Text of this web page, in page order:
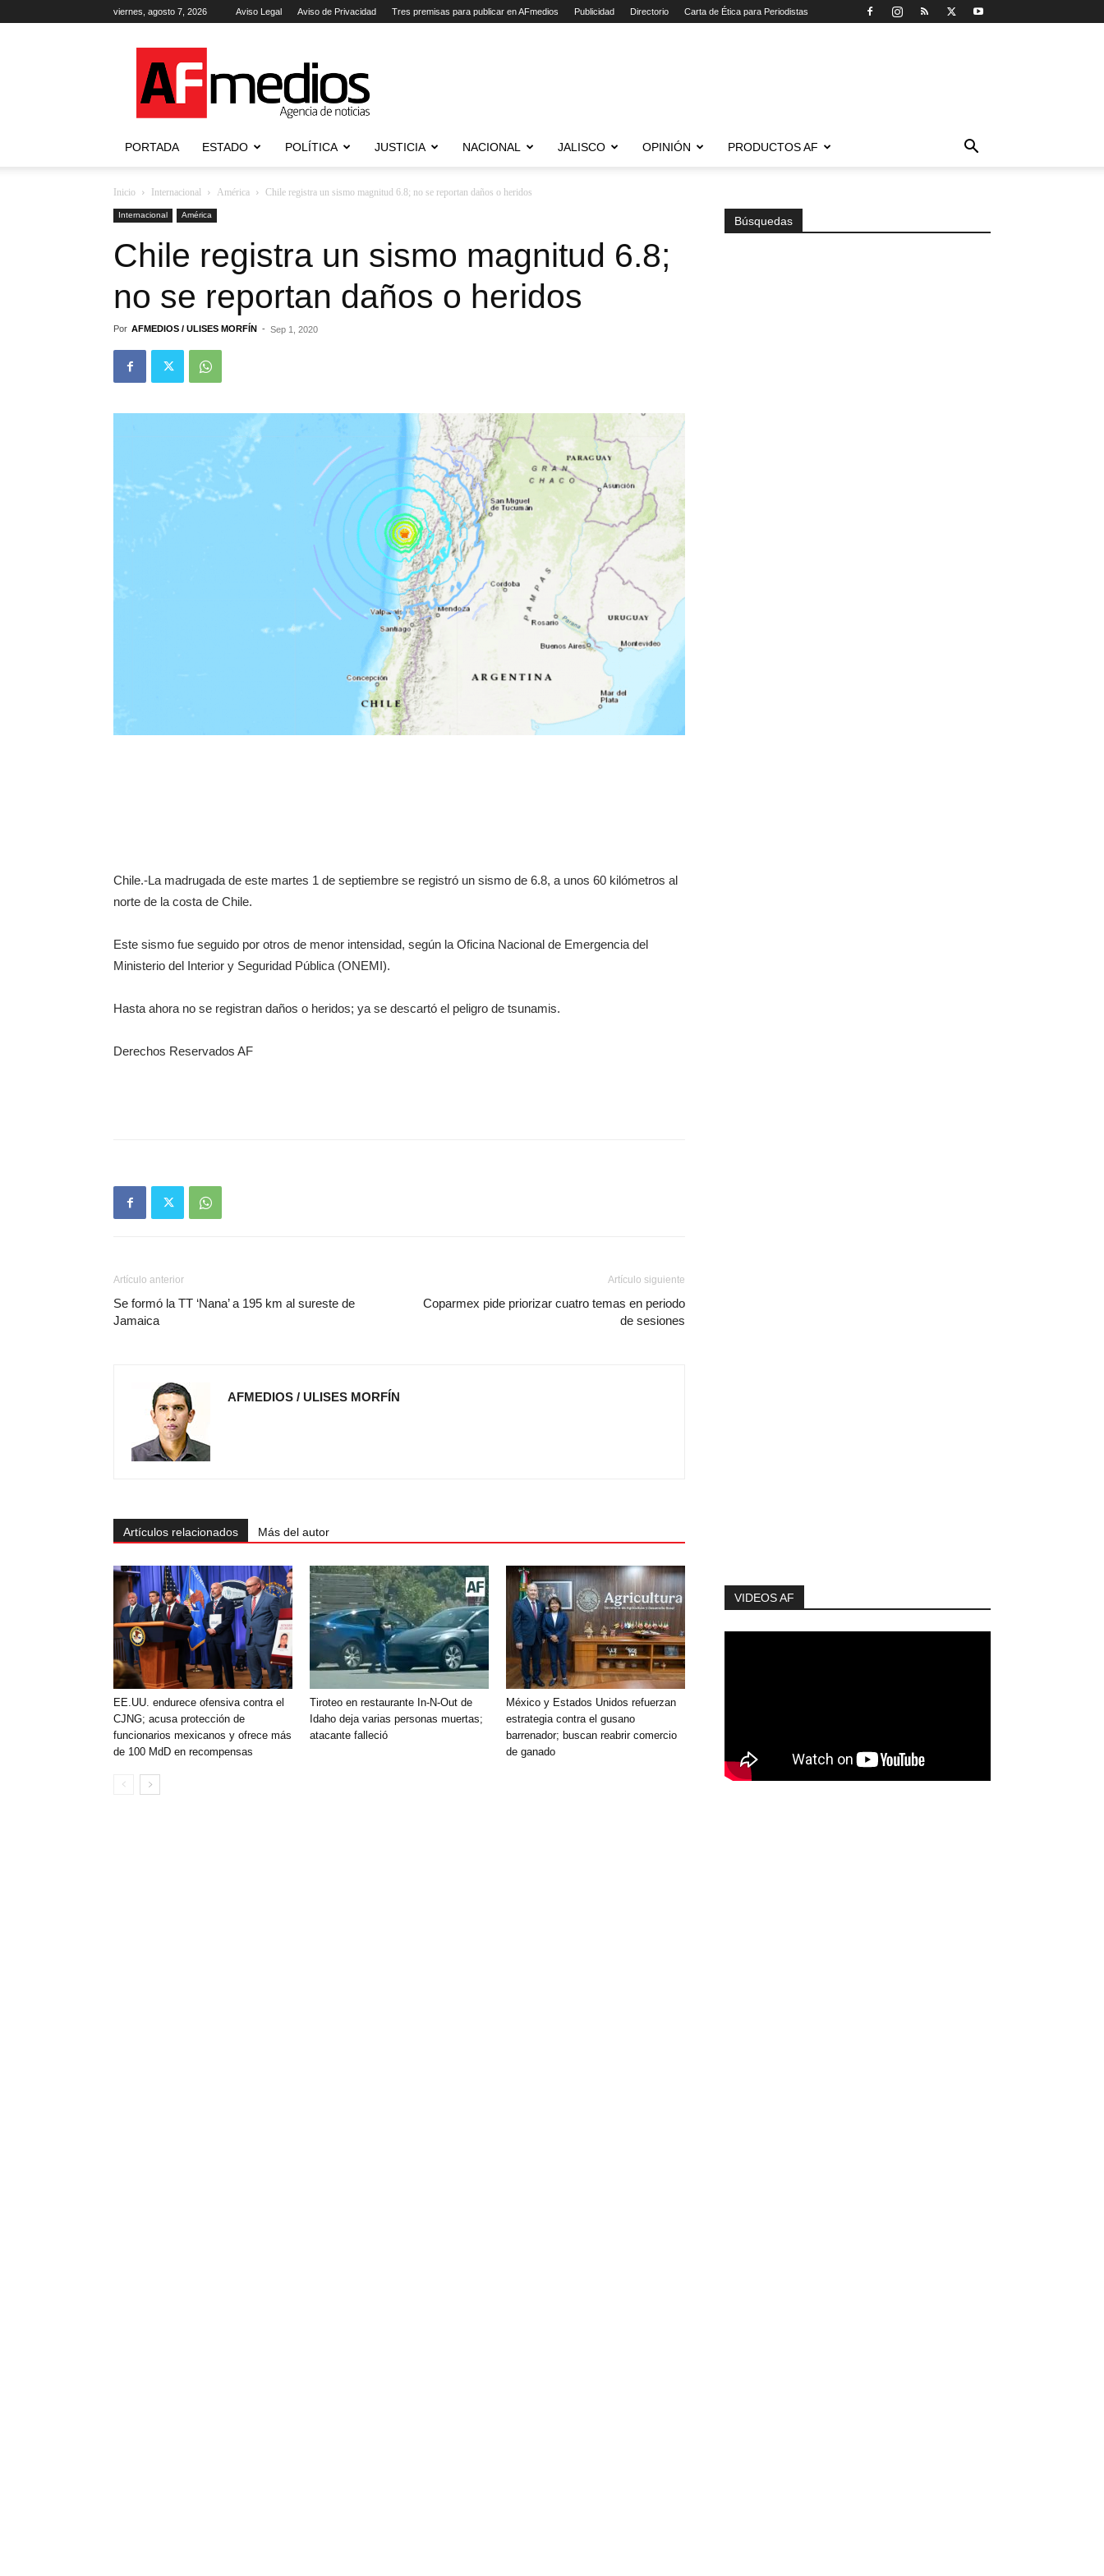
viernes, agosto 7, 2026 Aviso Legal Aviso de Privacidad Tres premisas para publicar en AFmedios Publicidad Directorio Carta de Ética para Periodistas
Agencia
de
Noticias
PORTADA ESTADO POLÍTICA JUSTICIA NACIONAL JALISCO OPINIÓN PRODUCTOS AF
Inicio Internacional América Chile registra un sismo magnitud 6.8; no se reportan daños o heridos
Internacional América
Chile registra un sismo magnitud 6.8;
no se reportan daños o heridos
Por AFMEDIOS / ULISES MORFÍN - Sep 1, 2020
Chile.-La madrugada de este martes 1 de septiembre se registró un sismo de 6.8, a unos 60 kilómetros al
norte de la costa de Chile.
Este sismo fue seguido por otros de menor intensidad, según la Oficina Nacional de Emergencia del
Ministerio del Interior y Seguridad Pública (ONEMI).
Hasta ahora no se registran daños o heridos; ya se descartó el peligro de tsunamis.
Derechos Reservados AF
Artículo anterior
Se formó la TT ‘Nana’ a 195 km al sureste de
Jamaica
Artículo siguiente
Coparmex pide priorizar cuatro temas en periodo
de sesiones
AFMEDIOS / ULISES MORFÍN
Artículos relacionados Más del autor
EE.UU. endurece ofensiva contra el
CJNG; acusa protección de
funcionarios mexicanos y ofrece más
de 100 MdD en recompensas
Tiroteo en restaurante In-N-Out de
Idaho deja varias personas muertas;
atacante falleció
México y Estados Unidos refuerzan
estrategia contra el gusano
barrenador; buscan reabrir comercio
de ganado
Búsquedas
VIDEOS AF